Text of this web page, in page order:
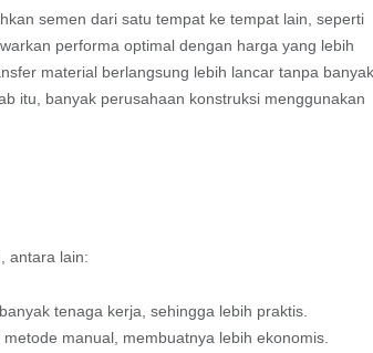
semen dari satu tempat ke tempat lain, seperti
performa optimal dengan harga yang lebih
material berlangsung lebih lancar tanpa
itu, banyak perusahaan konstruksi menggunakan
antara lain:
tenaga kerja, sehingga lebih praktis.
manual, membuatnya lebih ekonomis.